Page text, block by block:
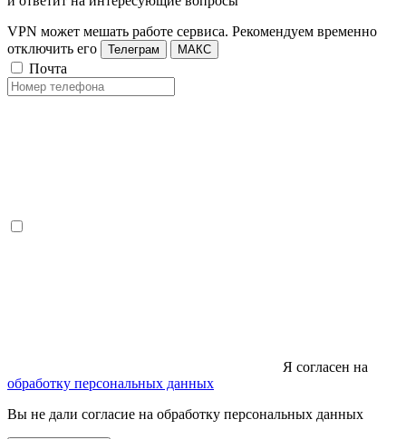
VPN может мешать работе сервиса. Рекомендуем временно
отключить его
Телеграм МАКС
Почта
Я согласен на
обработку персональных данных
Вы не дали согласие на обработку персональных данных